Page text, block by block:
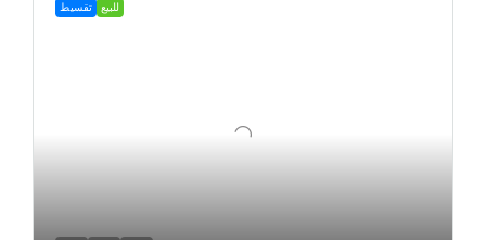
للبيع تقسيط